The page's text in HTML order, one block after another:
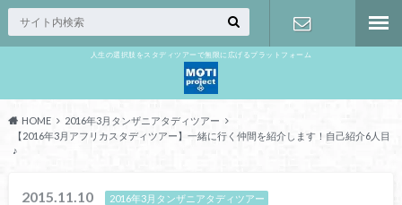
人生の選択肢をスタディツアーで無限に広げるプラットフォーム
HOME
2016年3月タンザニアタディツアー
【2016年3月アフリカスタディツアー】一緒に行く仲間を紹介します！自己紹介6人目
♪
2015.11.10 2016年3月タンザニアタディツアー